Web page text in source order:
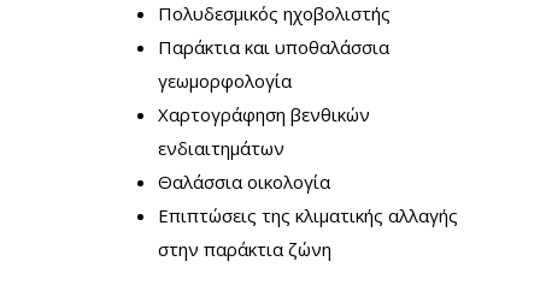
Πολυδεσμικός ηχοβολιστής
Παράκτια και υποθαλάσσια
γεωμορφολογία
Χαρτογράφηση βενθικών
ενδιαιτημάτων
Θαλάσσια οικολογία
Επιπτώσεις της κλιματικής αλλαγής
στην παράκτια ζώνη